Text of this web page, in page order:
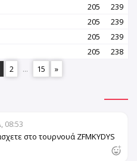
205
239
205
239
205
239
205
238
2 ... 15 »
08:53
στο τουρνουά ZFMKYDYS